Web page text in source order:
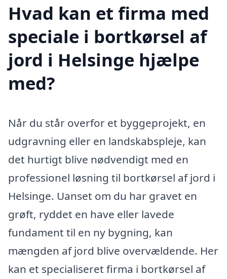
Hvad kan et firma med
speciale i bortkørsel af
jord i Helsinge hjælpe
med?
Når du står overfor et byggeprojekt, en
udgravning eller en landskabspleje, kan
det hurtigt blive nødvendigt med en
professionel løsning til bortkørsel af jord i
Helsinge. Uanset om du har gravet en
grøft, ryddet en have eller lavede
fundament til en ny bygning, kan
mængden af jord blive overvældende. Her
kan et specialiseret firma i bortkørsel af